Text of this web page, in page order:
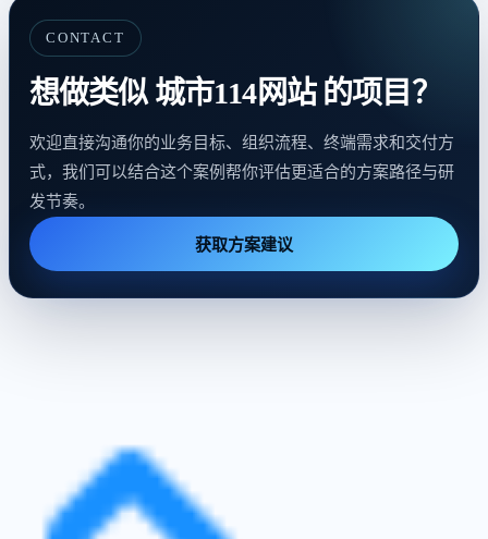
CONTACT
想做类似 城市114网站 的项目？
欢迎直接沟通你的业务目标、组织流程、终端需求和交付方
式，我们可以结合这个案例帮你评估更适合的方案路径与研
发节奏。
获取方案建议